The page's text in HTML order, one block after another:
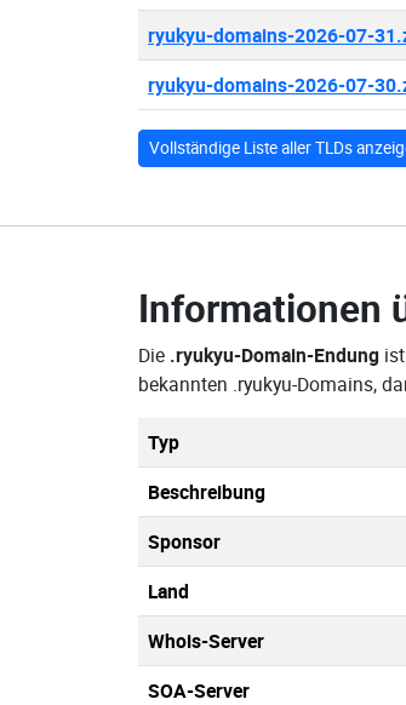
ryukyu-domains-2026-07-
ryukyu-domains-2026-07-
Vollständige Liste aller TLDs
Informationen
Die .ryukyu-Domain-Endung
bekannten .ryukyu-Domains,
Typ
Beschreibung
Sponsor
Land
Whois-Server
SOA-Server